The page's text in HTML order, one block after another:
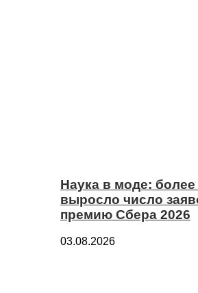
Наука в моде: более
выросло число
премию Сбера 2026
03.08.2026